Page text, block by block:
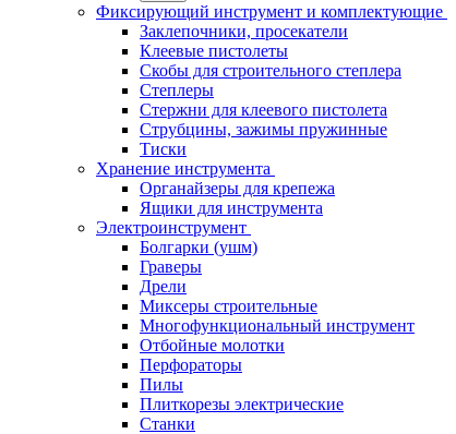
Фиксирующий инструмент и комплектующие
Заклепочники, просекатели
Клеевые пистолеты
Скобы для строительного степлера
Степлеры
Стержни для клеевого пистолета
Струбцины, зажимы пружинные
Тиски
Хранение инструмента
Органайзеры для крепежа
Ящики для инструмента
Электроинструмент
Болгарки (ушм)
Граверы
Дрели
Миксеры строительные
Многофункциональный инструмент
Отбойные молотки
Перфораторы
Пилы
Плиткорезы электрические
Станки